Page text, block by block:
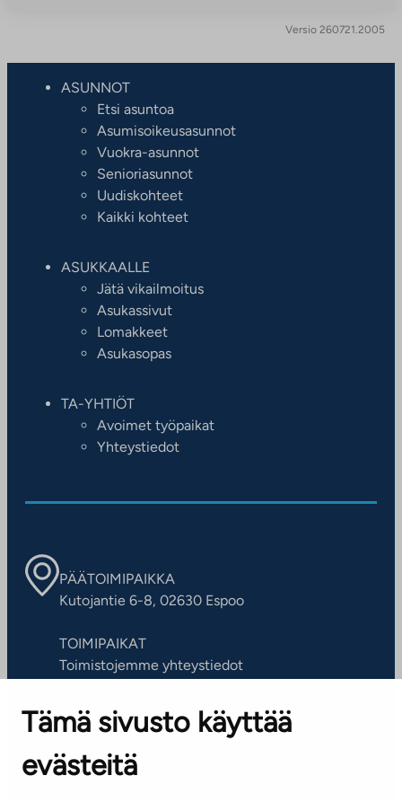
Tämä sivusto käyttää
evästeitä
Versio 260721.2005
ASUNNOT
Etsi asuntoa
Asumisoikeusasunnot
Vuokra-asunnot
Senioriasunnot
Uudiskohteet
Kaikki kohteet
ASUKKAALLE
Jätä vikailmoitus
Asukassivut
Lomakkeet
Asukasopas
TA-YHTIÖT
Avoimet työpaikat
Yhteystiedot
PÄÄTOIMIPAIKKA
Kutojantie 6-8, 02630 Espoo
TOIMIPAIKAT
Toimistojemme yhteystiedot
ASIAKASPALVELUKESKUS
Puh. 045 7734 3777
(arkisin klo 8-16)